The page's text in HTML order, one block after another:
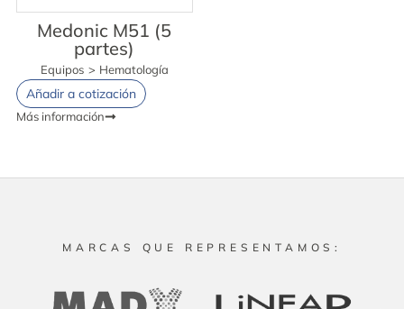
Medonic M51 (5
partes)
Equipos > Hematología
Añadir a cotización
Más información
MARCAS QUE REPRESENTAMOS: